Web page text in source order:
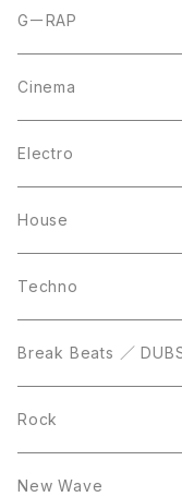
CD
12inch
10inch
Casette Tape
LP
LP
12inch
CD
GーRAP
12inch
LP
Cinema
LP
12inch
DVD
Electro
12inch
LP
House
LP
12inch
10inch
Techno
12inch
LP
Break Beats ／
12inch
LP
Rock
12inch
New Wave